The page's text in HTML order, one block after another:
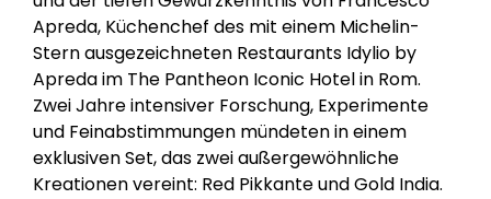
Apreda, Küchenchef des mit einem Michelin-
Stern ausgezeichneten Restaurants Idylio by
Apreda im The Pantheon Iconic Hotel in Rom.
Zwei Jahre intensiver Forschung, Experimente
und Feinabstimmungen mündeten in einem
exklusiven Set, das zwei außergewöhnliche
Kreationen vereint: Red Pikkante und Gold India.